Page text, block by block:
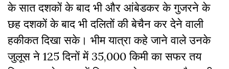
के सात दशकों के बाद भी और आंबेडकर के गुजरने के
छह दशकों के बाद भी दलितों की बेचैन कर देने वाली
हकीकत दिखा सके। भीम यात्रा कहे जाने वाले उनके
जुलूस ने 125 दिनों में 35,000 किमी का सफर तय